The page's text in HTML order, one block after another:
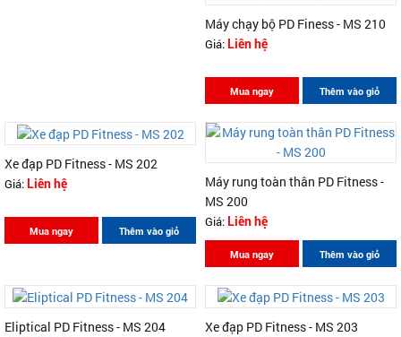
Máy chạy bộ PD Finess - MS 210
Giá: Liên hệ
Mua ngay Thêm vào giỏ
Xe đạp PD Fitness - MS 202
Giá: Liên hệ
Mua ngay Thêm vào giỏ
Máy rung toàn thân PD Fitness -
MS 200
Giá: Liên hệ
Mua ngay Thêm vào giỏ
Eliptical PD Fitness - MS 204 Xe đạp PD Fitness - MS 203